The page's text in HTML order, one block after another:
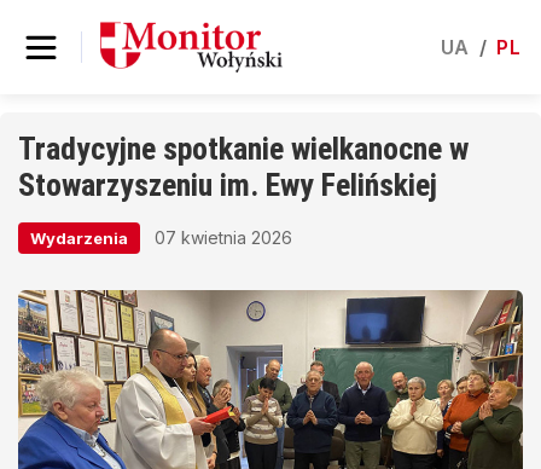
UA / PL
Tradycyjne spotkanie wielkanocne w
Stowarzyszeniu im. Ewy Felińskiej
Wydarzenia 07 kwietnia 2026